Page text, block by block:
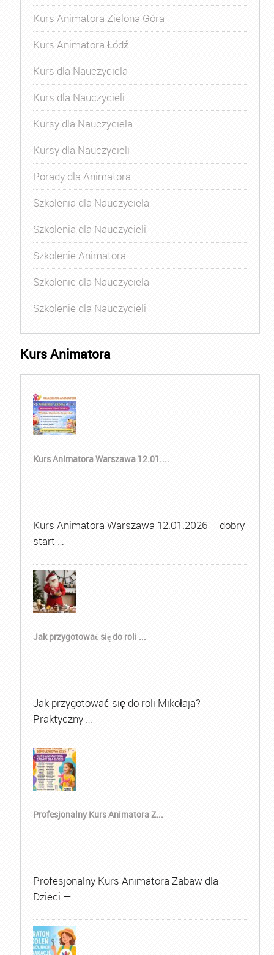
Kurs Animatora Zielona Góra
Kurs Animatora Łódź
Kurs dla Nauczyciela
Kurs dla Nauczycieli
Kursy dla Nauczyciela
Kursy dla Nauczycieli
Porady dla Animatora
Szkolenia dla Nauczyciela
Szkolenia dla Nauczycieli
Szkolenie Animatora
Szkolenie dla Nauczyciela
Szkolenie dla Nauczycieli
Kurs Animatora
Kurs Animatora Warszawa 12.01....
Kurs Animatora Warszawa 12.01.2026 – dobry
start …
Jak przygotować się do roli ...
Jak przygotować się do roli Mikołaja?
Praktyczny …
Profesjonalny Kurs Animatora Z...
Profesjonalny Kurs Animatora Zabaw dla
Dzieci — …